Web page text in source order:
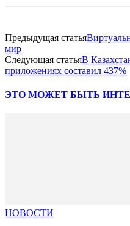
Предыдущая статья
мир
Следующая статьяВ
приложениях составил 437%
ЭТО МОЖЕТ БЫТЬ
НОВОСТИ